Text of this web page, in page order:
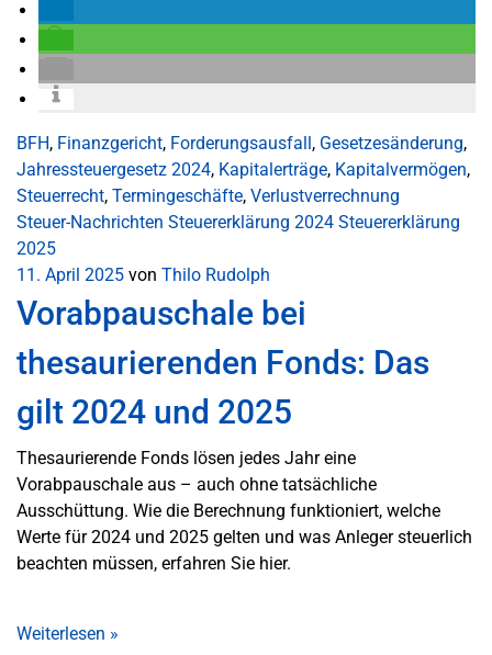
BFH, Finanzgericht, Forderungsausfall, Gesetzesänderung,
Jahressteuergesetz 2024, Kapitalerträge, Kapitalvermögen,
Steuerrecht, Termingeschäfte, Verlustverrechnung
Steuer-Nachrichten Steuererklärung 2024 Steuererklärung
2025
11. April 2025 von Thilo Rudolph
Vorabpauschale bei
thesaurierenden Fonds: Das
gilt 2024 und 2025
Thesaurierende Fonds lösen jedes Jahr eine
Vorabpauschale aus – auch ohne tatsächliche
Ausschüttung. Wie die Berechnung funktioniert, welche
Werte für 2024 und 2025 gelten und was Anleger steuerlich
beachten müssen, erfahren Sie hier.
Weiterlesen »